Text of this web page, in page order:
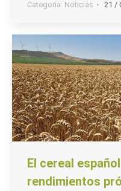
Categoria: Noticias 21 /
El cereal
rendimientos